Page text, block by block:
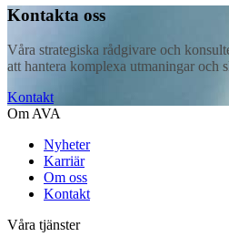
Kontakta oss
Våra strategiska rådgivare och
att hantera komplexa utmaningar och
Kontakt
Om AVA
Nyheter
Karriär
Om oss
Kontakt
Våra tjänster